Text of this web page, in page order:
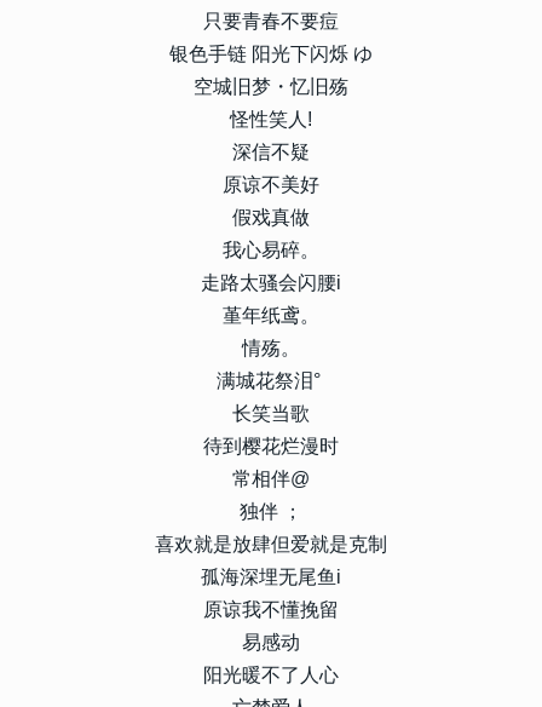
只要青春不要痘
银色手链 阳光下闪烁 ゆ
空城旧梦・忆旧殇
怪性笑人!
深信不疑
原谅不美好
假戏真做
我心易碎。
走路太骚会闪腰i
堇年纸鸢。
情殇。
满城花祭泪°
长笑当歌
待到樱花烂漫时
常相伴@
独伴 ；
喜欢就是放肆但爱就是克制
孤海深埋无尾鱼i
原谅我不懂挽留
易感动
阳光暖不了人心